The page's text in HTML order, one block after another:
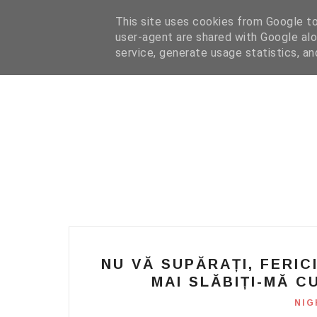
I WANT YOUR TEXT COFFEE READING
NU VĂ SUPĂRAȚI,
MAI SLĂBIȚI-MĂ
This site uses cookies from Google
user-agent are shared with Google
service, generate usage statistics,